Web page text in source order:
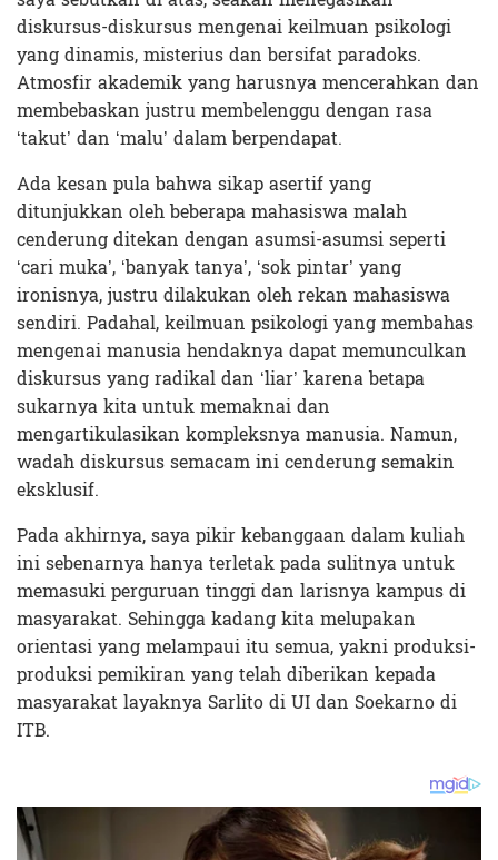
diskursus-diskursus mengenai keilmuan psikologi
yang dinamis, misterius dan bersifat paradoks.
Atmosfir akademik yang harusnya mencerahkan dan
membebaskan justru membelenggu dengan rasa
‘takut’ dan ‘malu’ dalam berpendapat.
Ada kesan pula bahwa sikap asertif yang
ditunjukkan oleh beberapa mahasiswa malah
cenderung ditekan dengan asumsi-asumsi seperti
‘cari muka’, ‘banyak tanya’, ‘sok pintar’ yang
ironisnya, justru dilakukan oleh rekan mahasiswa
sendiri. Padahal, keilmuan psikologi yang membahas
mengenai manusia hendaknya dapat memunculkan
diskursus yang radikal dan ‘liar’ karena betapa
sukarnya kita untuk memaknai dan
mengartikulasikan kompleksnya manusia. Namun,
wadah diskursus semacam ini cenderung semakin
eksklusif.
Pada akhirnya, saya pikir kebanggaan dalam kuliah
ini sebenarnya hanya terletak pada sulitnya untuk
memasuki perguruan tinggi dan larisnya kampus di
masyarakat. Sehingga kadang kita melupakan
orientasi yang melampaui itu semua, yakni produksi-
produksi pemikiran yang telah diberikan kepada
masyarakat layaknya Sarlito di UI dan Soekarno di
ITB.